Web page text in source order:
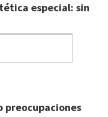
especial: sin
preocupaciones